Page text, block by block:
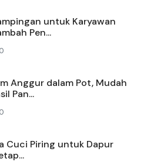
untuk Karyawan
Pen...
0
Anggur dalam Pot, Mudah
Pan...
0
Cuci Piring untuk Dapur